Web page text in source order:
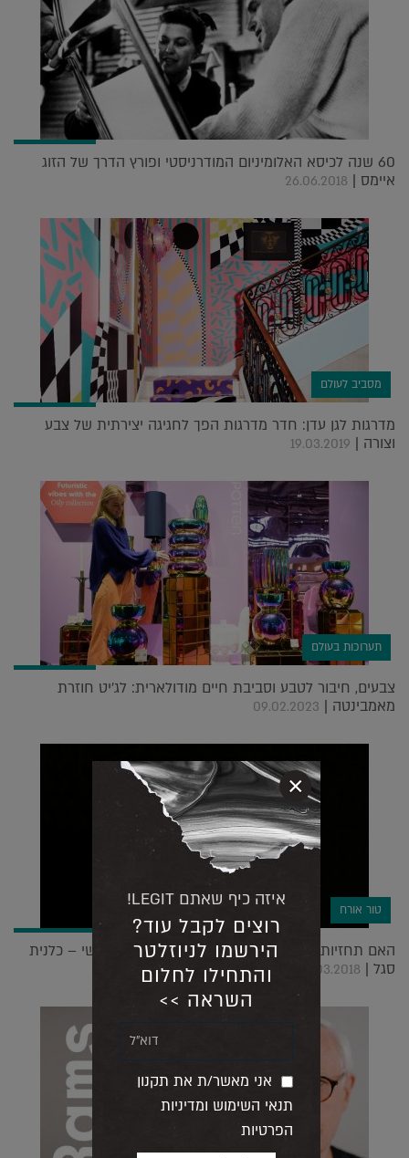
60 שנה לכיסא האלומיניום המודרניסטי ופורץ הדרך של הזוג
איימס | 26.06.2018
מסביב לעולם
מדרגות לגן עדן: חדר מדרגות הפך לחגיגה יצירתית של צבע
וצורה | 19.03.2019
תערוכות בעולם
צבעים, חיבור לטבע וסביבת חיים מודולארית: לג'יט חוזרת
מאמבינטה | 09.02.2023
טור אורח
האם תחזיות הצבע הן אקט יח"צני שיווקי? | טור אישי – כלנית
סגל | 28.03.2018
איזה כיף שאתם LEGIT!
רוצים לקבל עוד?
הירשמו לניוזלטר
והתחילו לחלום
השראה >>
אני מאשר/ת את תקנון
תנאי השימוש ומדיניות
הפרטיות
×